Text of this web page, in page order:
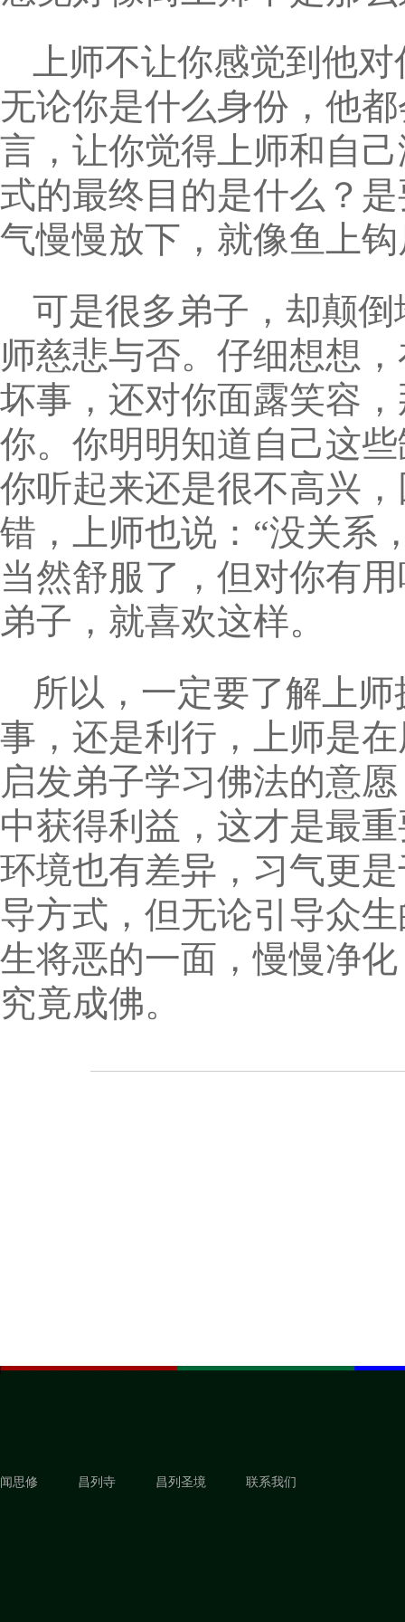
上师不让你感觉到他
无论你是什么身份，他
言，让你觉得上师和自
式的最终目的是什么？
气慢慢放下，就像鱼上
可是很多弟子，却颠
师慈悲与否。仔细想想
坏事，还对你面露笑容
你。你明明知道自己这
你听起来还是很不高兴
错，上师也说：“没关系
当然舒服了，但对你有
弟子，就喜欢这样。
所以，一定要了解上
事，还是利行，上师是
启发弟子学习佛法的意
中获得利益，这才是最
环境也有差异，习气更
导方式，但无论引导众
生将恶的一面，慢慢净
究竟成佛。
闻思修 昌列寺 昌列圣境 联系我们